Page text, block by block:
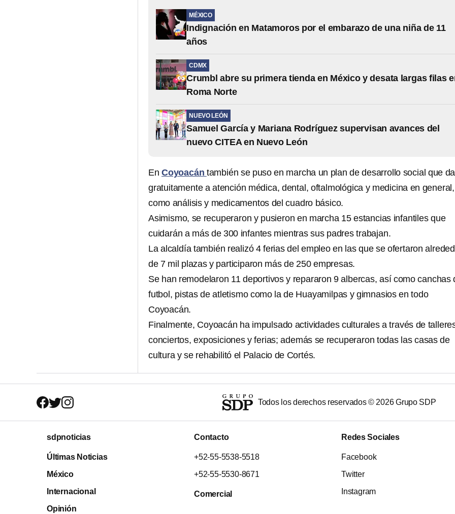
MÉXICO
Indignación en Matamoros por el embarazo de una niña de 11
años
CDMX
Crumbl abre su primera tienda en México y desata largas filas
Roma Norte
NUEVO LEÓN
Samuel García y Mariana Rodríguez supervisan avances del
nuevo CITEA en Nuevo León
En Coyoacán también se puso en marcha un plan de desarrollo social que da
gratuitamente a atención médica, dental, oftalmológica y medicina en
como análisis y medicamentos del cuadro básico.
Asimismo, se recuperaron y pusieron en marcha 15 estancias infantiles que
cuidarán a más de 300 infantes mientras sus padres trabajan.
La alcaldía también realizó 4 ferias del empleo en las que se ofertaron
de 7 mil plazas y participaron más de 250 empresas.
Se han remodelaron 11 deportivos y repararon 9 albercas, así como canchas
futbol, pistas de atletismo como la de Huayamilpas y gimnasios en todo
Coyoacán.
Finalmente, Coyoacán ha impulsado actividades culturales a través de
conciertos, exposiciones y ferias; además se recuperaron todas las casas de
cultura y se rehabilitó el Palacio de Cortés.
Todos los derechos reservados © 2026Grupo SDP
sdpnoticias
Últimas Noticias
México
Internacional
Opinión
Contacto
+52-55-5538-5518
+52-55-5530-8671
Comercial
Redes Sociales
Facebook
Twitter
Instagram